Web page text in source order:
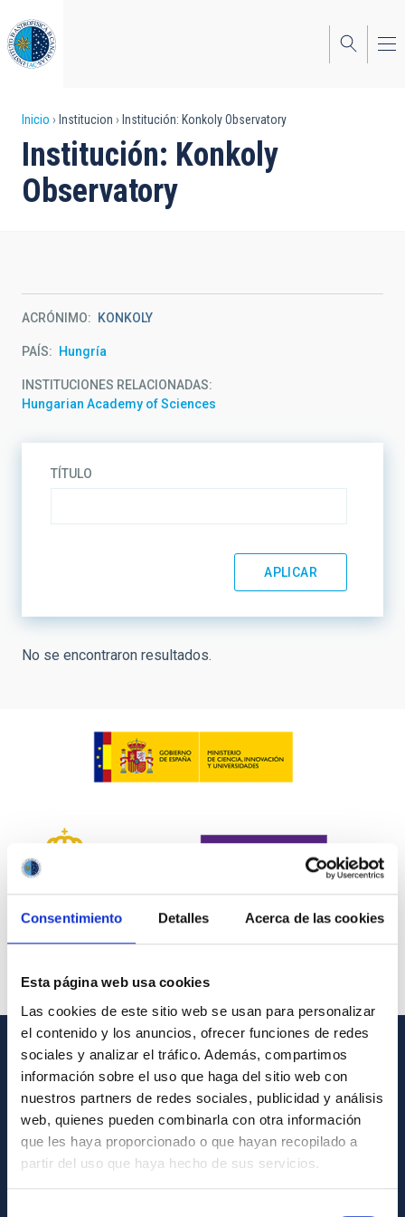
Consentimiento Detalles Acerca de las cookies
Esta página web usa cookies
Las cookies de este sitio web se usan para personalizar
el contenido y los anuncios, ofrecer funciones de redes
sociales y analizar el tráfico. Además, compartimos
información sobre el uso que haga del sitio web con
nuestros partners de redes sociales, publicidad y análisis
web, quienes pueden combinarla con otra información
que les haya proporcionado o que hayan recopilado a
partir del uso que haya hecho de sus servicios.
al
contenido
principal
Sobrescribir
enlaces
de
navegación
Inicio Institucion Institución: Konkoly Observatory
Institución: Konkoly
Observatory
ACRÓNIMO KONKOLY
PAÍS Hungría
INSTITUCIONES RELACIONADAS
Hungarian Academy of Sciences
TÍTULO
No se encontraron resultados.
INFORMACIÓN GENERAL
Contacto
Cómo llegar al IAC
Directorio de personal